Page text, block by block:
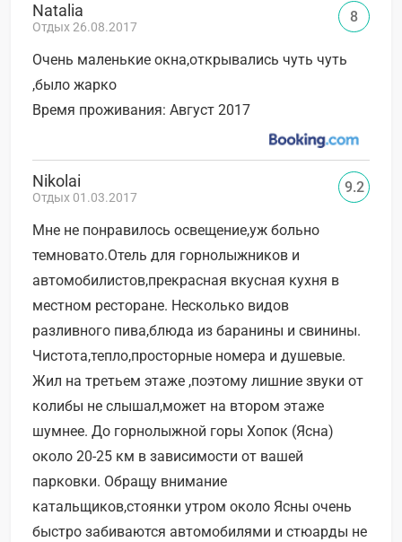
Natalia
Отдых 26.08.2017
Очень маленькие окна,открывались чуть чуть
,было жарко
Время проживания: Август 2017
8
Nikolai
Отдых 01.03.2017
Мне не понравилось освещение,уж больно
темновато.Отель для горнолыжников и
автомобилистов,прекрасная вкусная кухня в
местном ресторане. Несколько видов
разливного пива,блюда из баранины и свинины.
Чистота,тепло,просторные номера и душевые.
Жил на третьем этаже ,поэтому лишние звуки от
колибы не слышал,может на втором этаже
шумнее. До горнолыжной горы Хопок (Ясна)
около 20-25 км в зависимости от вашей
парковки. Обращу внимание
катальщиков,стоянки утром около Ясны очень
быстро забиваются автомобилями и стюарды не
9.2